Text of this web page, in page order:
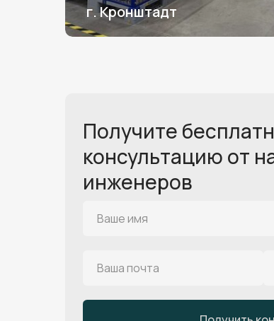
г. Кронштадт
Получите
консультацию от
инженеров